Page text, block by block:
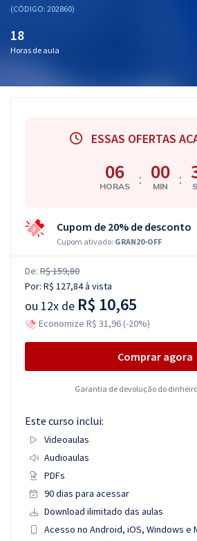
(CÓDIGO: 202860)
18
Horas de aula
ESSAS OFERTAS
06
HORAS : 00
MIN :
Cupom de 20% de desconto
Cupom ativado: GRAN20-OFF
De: R$ 159,80
Por: R$ 127,84à vista
ou 12x de R$ 10,65
Economize R$ 31,96 (-20%)
Comprar agora
Garantia de devolução do
Este curso inclui:
Videoaulas
Audioaulas
PDFs
90 dias para acessar
Download ilimitado das aulas
Acesso no Android, iOS, Windows e